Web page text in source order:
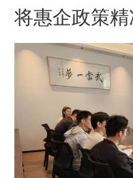
将惠企政策精